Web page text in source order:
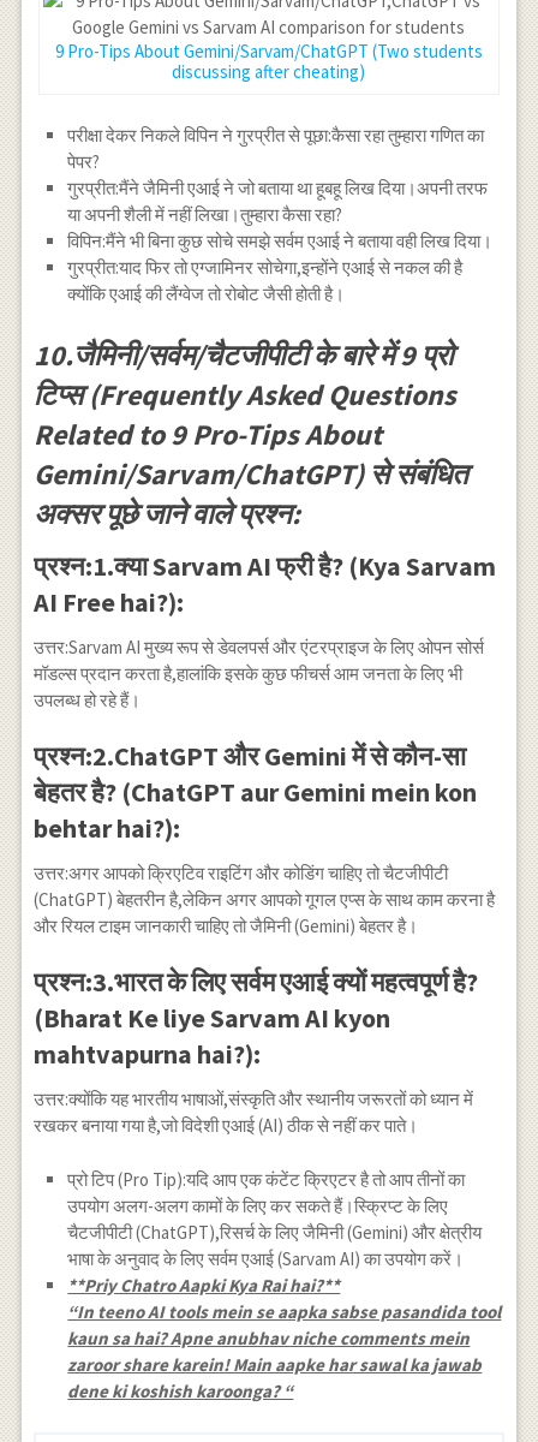
9 Pro-Tips About Gemini/Sarvam/ChatGPT (Two students
discussing after cheating)
परीक्षा देकर निकले विपिन ने गुरप्रीत से पूछा:कैसा रहा तुम्हारा गणित का
पेपर?
गुरप्रीत:मैंने जैमिनी एआई ने जो बताया था हूबहू लिख दिया।अपनी तरफ
या अपनी शैली में नहीं लिखा।तुम्हारा कैसा रहा?
विपिन:मैंने भी बिना कुछ सोचे समझे सर्वम एआई ने बताया वही लिख दिया।
गुरप्रीत:याद फिर तो एग्जामिनर सोचेगा,इन्होंने एआई से नकल की है
क्योंकि एआई की लैंग्वेज तो रोबोट जैसी होती है।
10.जैमिनी/सर्वम/चैटजीपीटी के बारे में 9 प्रो
टिप्स (Frequently Asked Questions
Related to 9 Pro-Tips About
Gemini/Sarvam/ChatGPT) से संबंधित
अक्सर पूछे जाने वाले प्रश्न:
प्रश्न:1.क्या Sarvam AI फ्री है? (Kya Sarvam
AI Free hai?):
उत्तर:Sarvam AI मुख्य रूप से डेवलपर्स और एंटरप्राइज के लिए ओपन सोर्स
मॉडल्स प्रदान करता है,हालांकि इसके कुछ फीचर्स आम जनता के लिए भी
उपलब्ध हो रहे हैं।
प्रश्न:2.ChatGPT और Gemini में से कौन-सा
बेहतर है? (ChatGPT aur Gemini mein kon
behtar hai?):
उत्तर:अगर आपको क्रिएटिव राइटिंग और कोडिंग चाहिए तो चैटजीपीटी
(ChatGPT) बेहतरीन है,लेकिन अगर आपको गूगल एप्स के साथ काम करना है
और रियल टाइम जानकारी चाहिए तो जैमिनी (Gemini) बेहतर है।
प्रश्न:3.भारत के लिए सर्वम एआई क्यों महत्वपूर्ण है?
(Bharat Ke liye Sarvam AI kyon
mahtvapurna hai?):
उत्तर:क्योंकि यह भारतीय भाषाओं,संस्कृति और स्थानीय जरूरतों को ध्यान में
रखकर बनाया गया है,जो विदेशी एआई (AI) ठीक से नहीं कर पाते।
प्रो टिप (Pro Tip):यदि आप एक कंटेंट क्रिएटर है तो आप तीनों का
उपयोग अलग-अलग कामों के लिए कर सकते हैं।स्क्रिप्ट के लिए
चैटजीपीटी (ChatGPT),रिसर्च के लिए जैमिनी (Gemini) और क्षेत्रीय
भाषा के अनुवाद के लिए सर्वम एआई (Sarvam AI) का उपयोग करें।
**Priy Chatro Aapki Kya Rai hai?**
“In teeno AI tools mein se aapka sabse pasandida tool
kaun sa hai? Apne anubhav niche comments mein
zaroor share karein! Main aapke har sawal ka jawab
dene ki koshish karoonga? “